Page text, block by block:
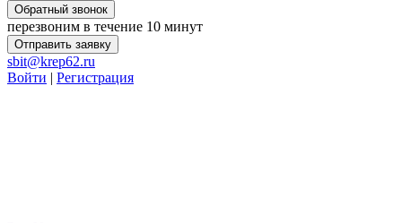
Обратный звонок
перезвоним в течение 10 минут
Отправить заявку
sbit@krep62.ru
Войти | Регистрация